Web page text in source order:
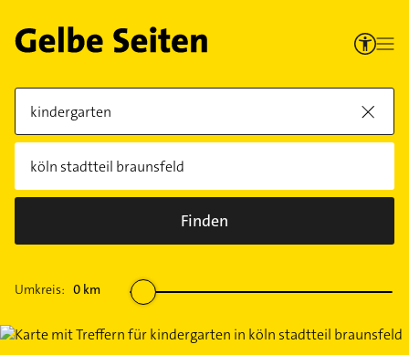
Finden
Umkreis: 0 km